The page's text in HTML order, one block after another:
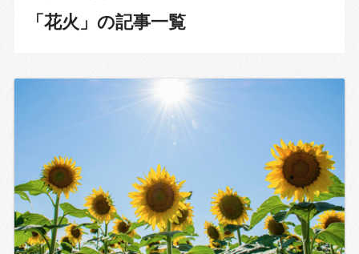
「花火」の記事一覧